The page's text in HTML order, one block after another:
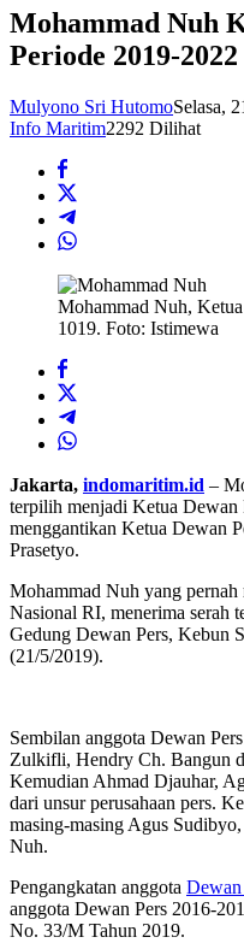
Mohammad Nuh
Periode 2019-2022
Mulyono Sri HutomoSelasa,
Info Maritim2292 Dilihat
Mohammad Nuh,
1019. Foto: Istimewa
Jakarta, indomaritim.id –
terpilih menjadi Ketua Dewan
menggantikan Ketua Dewan
Prasetyo.
Mohammad Nuh yang
Nasional RI, menerima serah
Gedung Dewan Pers, Kebun
(21/5/2019).
Sembilan anggota Dewan
Zulkifli, Hendry Ch. Bangun
Kemudian Ahmad Djauhar,
dari unsur perusahaan pers.
masing-masing Agus
Nuh.
Pengangkatan anggota Dewan
anggota Dewan Pers 2016-
No. 33/M Tahun 2019.